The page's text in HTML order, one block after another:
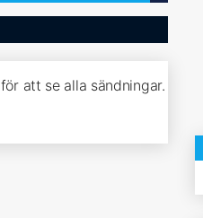
för att se alla sändningar.